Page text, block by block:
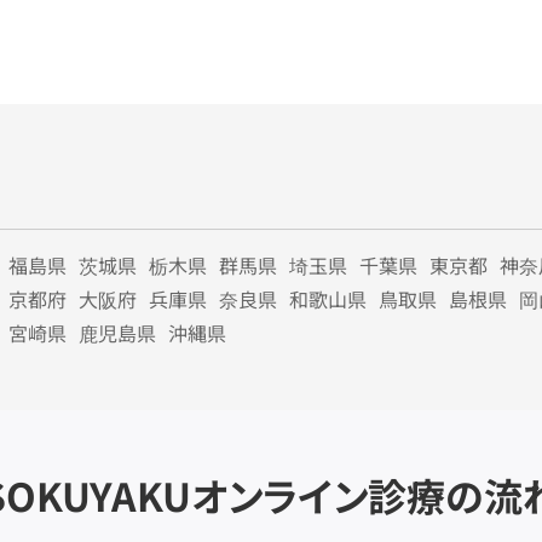
福島県 茨城県 栃木県 群馬県 埼玉県 千葉県 東京都 神
京都府 大阪府 兵庫県 奈良県 和歌山県 鳥取県 島根県
宮崎県 鹿児島県 沖縄県
オンライン診療の流